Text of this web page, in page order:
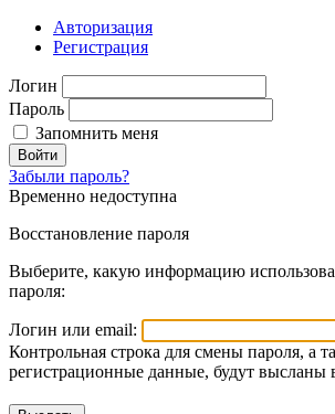
Авторизация
Регистрация
Логин
Пароль
Запомнить меня
Войти
Забыли пароль?
Временно недоступна
Восстановление пароля
Выберите, какую информацию
пароля:
Логин или email:
Контрольная строка для смены пароля, а
регистрационные данные, будут высланы